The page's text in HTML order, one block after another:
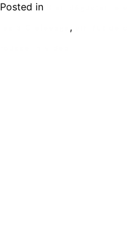
Posted in
,